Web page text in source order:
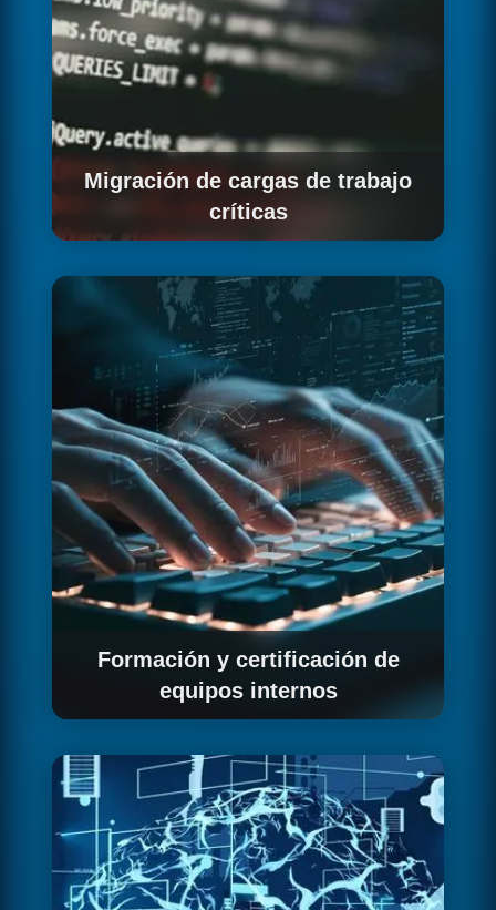
Migración de cargas de trabajo
críticas
Planificamos y ejecutamos la migración de tus
infraestructura Kubernetes con planes de
rollback y ventanas de mantenimiento
controladas.
Formación y certificación de
equipos internos
Capacitamos a tus equipos para operar la
formación práctica orientada a las
certificaciones de Kubernetes (CKA/CKAD).